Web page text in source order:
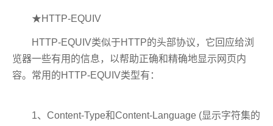
★HTTP-EQUIV
HTTP-EQUIV类似于HTTP的头部协议，它回应给浏
览器一些有用的信息，以帮助正确和精确地显示网页内
容。常用的HTTP-EQUIV类型有：
1、Content-Type和Content-Language (显示字符集的